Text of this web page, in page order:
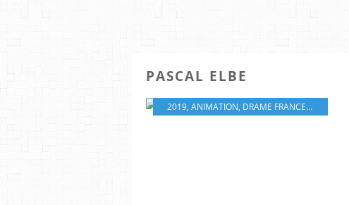
PASCAL ELBE
2019, ANIMATION, DRAME FRANCE,4*